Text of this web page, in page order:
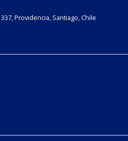
Providencia, Santiago, Chile